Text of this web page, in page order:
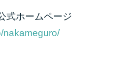
式ホームページ
nakameguro/